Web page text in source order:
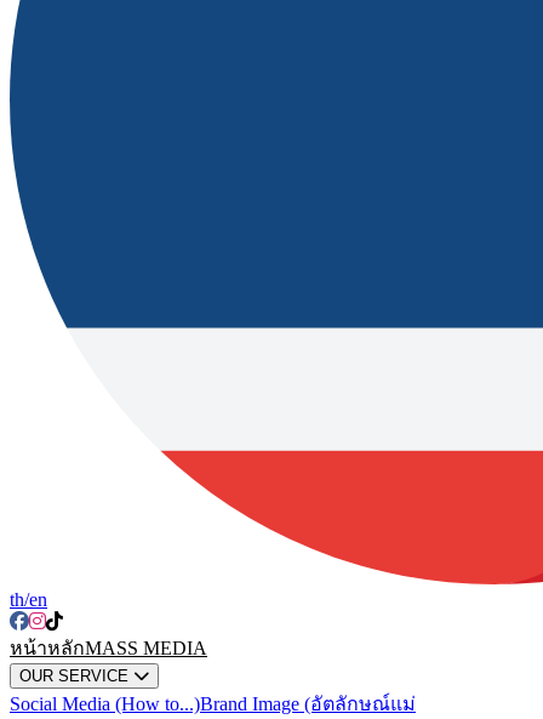
th/en
หน้าหลักMASS MEDIA
OUR SERVICE
Social Media (How to...)Brand Image (อัตลักษณ์แม่